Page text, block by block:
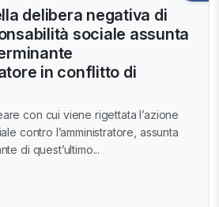
delibera negativa di
sociale assunta
in conflitto di
con cui viene rigettata l’azione
contro l’amministratore, assunta
di quest’ultimo...